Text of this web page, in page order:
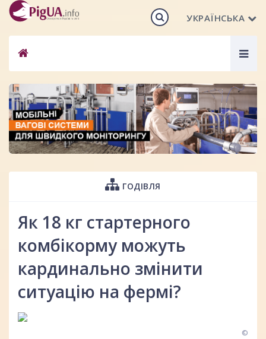
УКРАЇНСЬКА
ГОДІВЛЯ
Як 18 кг стартерного
комбікорму можуть
кардинально змінити
ситуацію на фермі?
©